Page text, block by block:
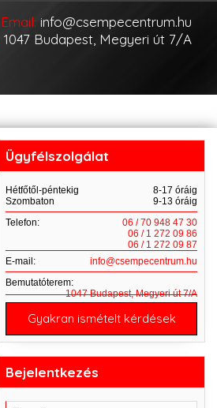
Email: info@csempecentrum.hu
1047 Budapest, Megyeri út 7/A
Ügyfélszolgálat
Hétfőtől-péntekig
8-17 óráig
Szombaton
9-13 óráig
Telefon:
06 / 70 948 47 30
06 / 1 272 09 86
06 / 1 272 09 87
E-mail:
info@csempecentrum.hu
Bemutatóterem:
1047 Budapest, Megyeri út 7/A
Gyakran ismételt kérdések
Bejelentkezés